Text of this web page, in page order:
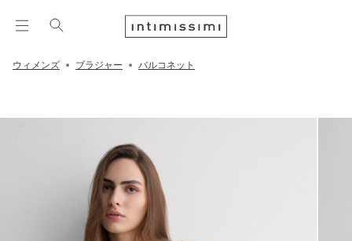
ウィメンズ ブラジャー バルコネット